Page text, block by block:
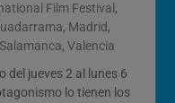
Film Festival ,
, Madrid,
Salamanca,Valencia
del jueves 2 al lunes 6
lo tienen los